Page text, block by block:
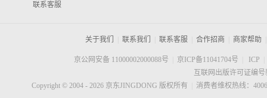
联系客服
关于我们 联系我们 联系客服 合作招商 商家帮助
京公网安备 11000002000088号 京ICP备11041704号 ICP
互联网出版许可证编
Copyright © 2004 - 2026京东JINGDONG 版权所有 消费者维权热线：